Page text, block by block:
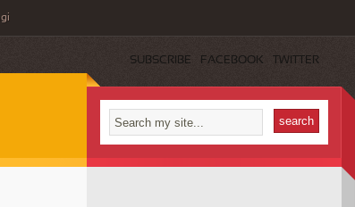
SUBSCRIBE FACEBOOK TWITTER